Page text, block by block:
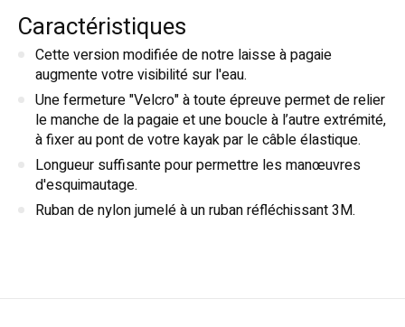
Caractéristiques
Cette version modifiée de notre laisse à pagaie
augmente votre visibilité sur l'eau.
Une fermeture "Velcro" à toute épreuve permet de relier
le manche de la pagaie et une boucle à l’autre extrémité,
à fixer au pont de votre kayak par le câble élastique.
Longueur suffisante pour permettre les manœuvres
d'esquimautage.
Ruban de nylon jumelé à un ruban réfléchissant 3M.